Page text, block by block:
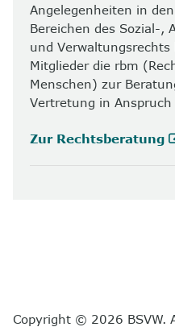
Angelegenheiten in den
Bereichen des Sozial-,
und Verwaltungsrechts
Mitglieder die rbm
Menschen) zur
Vertretung in
Zur Rechtsberatung
Copyright © 2026